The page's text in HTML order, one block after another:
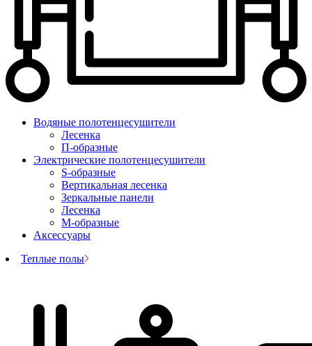
Водяные полотенцесушители
Лесенка
П-образные
Электрические полотенцесушители
S-образные
Вертикальная лесенка
Зеркальные панели
Лесенка
М-образные
Аксессуары
Теплые полы